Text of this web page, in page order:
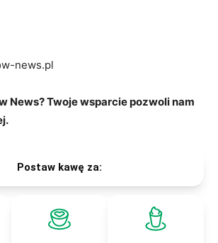
news.pl
News? Twoje wsparcie pozwoli nam
Postaw kawę za: